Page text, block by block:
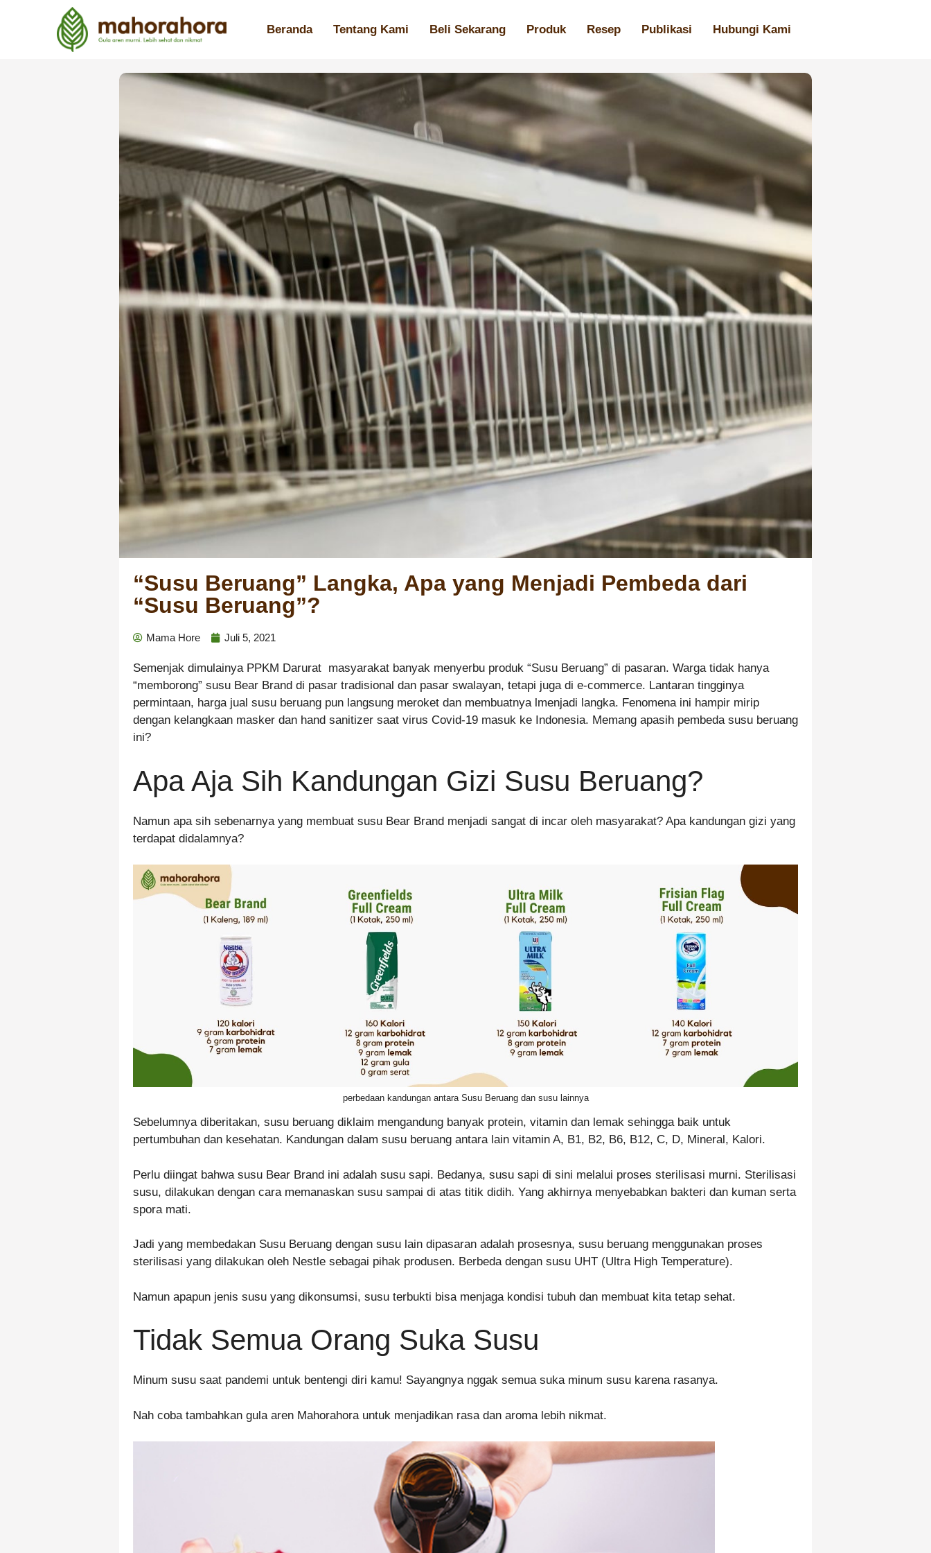
Beranda Tentang Kami Beli Sekarang Produk Resep Publikasi Hubungi Kami
“Susu Beruang” Langka, Apa yang Menjadi Pembeda dari
“Susu Beruang”?
Mama Hore Juli 5, 2021
Semenjak dimulainya PPKM Darurat masyarakat banyak menyerbu produk “Susu Beruang” di pasaran. Warga tidak hanya
“memborong” susu Bear Brand di pasar tradisional dan pasar swalayan, tetapi juga di e-commerce. Lantaran tingginya
permintaan, harga jual susu beruang pun langsung meroket dan membuatnya lmenjadi langka. Fenomena ini hampir mirip
dengan kelangkaan masker dan hand sanitizer saat virus Covid-19 masuk ke Indonesia. Memang apasih pembeda susu beruang
ini?
Apa Aja Sih Kandungan Gizi Susu Beruang?
Namun apa sih sebenarnya yang membuat susu Bear Brand menjadi sangat di incar oleh masyarakat? Apa kandungan gizi yang
terdapat didalamnya?
perbedaan kandungan antara Susu Beruang dan susu lainnya
Sebelumnya diberitakan, susu beruang diklaim mengandung banyak protein, vitamin dan lemak sehingga baik untuk
pertumbuhan dan kesehatan. Kandungan dalam susu beruang antara lain vitamin A, B1, B2, B6, B12, C, D, Mineral, Kalori.
Perlu diingat bahwa susu Bear Brand ini adalah susu sapi. Bedanya, susu sapi di sini melalui proses sterilisasi murni. Sterilisasi
susu, dilakukan dengan cara memanaskan susu sampai di atas titik didih. Yang akhirnya menyebabkan bakteri dan kuman serta
spora mati.
Jadi yang membedakan Susu Beruang dengan susu lain dipasaran adalah prosesnya, susu beruang menggunakan proses
sterilisasi yang dilakukan oleh Nestle sebagai pihak produsen. Berbeda dengan susu UHT (Ultra High Temperature).
Namun apapun jenis susu yang dikonsumsi, susu terbukti bisa menjaga kondisi tubuh dan membuat kita tetap sehat.
Tidak Semua Orang Suka Susu
Minum susu saat pandemi untuk bentengi diri kamu! Sayangnya nggak semua suka minum susu karena rasanya.
Nah coba tambahkan gula aren Mahorahora untuk menjadikan rasa dan aroma lebih nikmat.